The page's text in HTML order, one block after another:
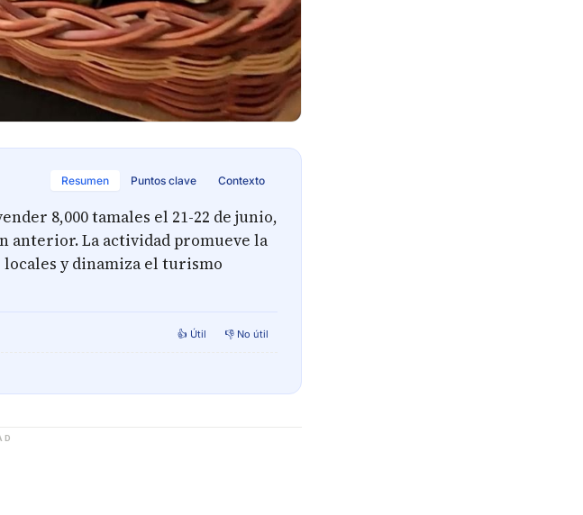
Resumen Puntos clave Contexto
8,000 tamales el 21-22 de junio,
anterior. La actividad promueve la
y dinamiza el turismo
👍 Útil 👎 No útil